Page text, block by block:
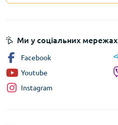
Ми у соціальних мережах
Facebook
Youtube
Instagram